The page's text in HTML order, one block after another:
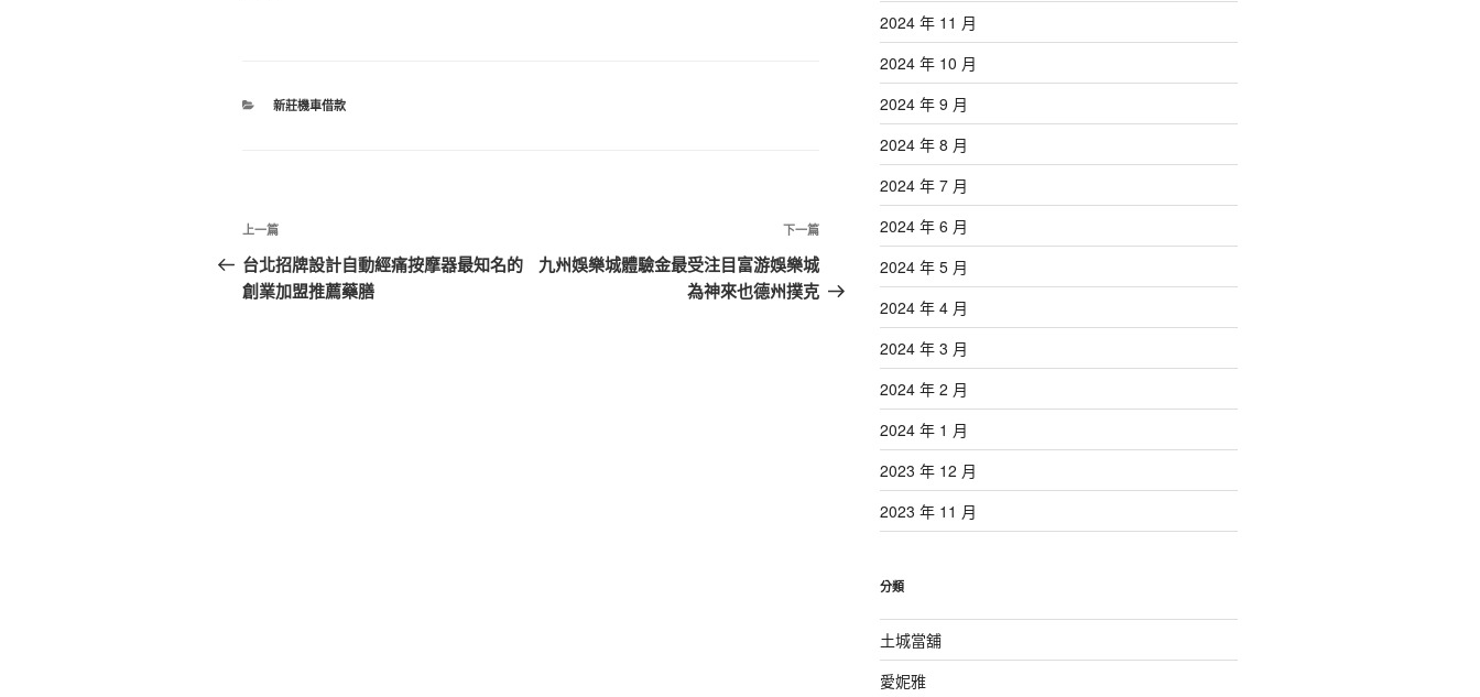
分
新莊機車借款
文
章
導
上
一
篇
上一篇
台北招牌設計自動經痛按摩器最知名的
創業加盟推薦藥膳
下
一
篇
下一篇
九州娛樂城體驗金最受注目富游娛樂城
為神來也德州撲克
2024 年 11 月
2024 年 10 月
2024 年 9 月
2024 年 8 月
2024 年 7 月
2024 年 6 月
2024 年 5 月
2024 年 4 月
2024 年 3 月
2024 年 2 月
2024 年 1 月
2023 年 12 月
2023 年 11 月
分類
土城當舖
愛妮雅